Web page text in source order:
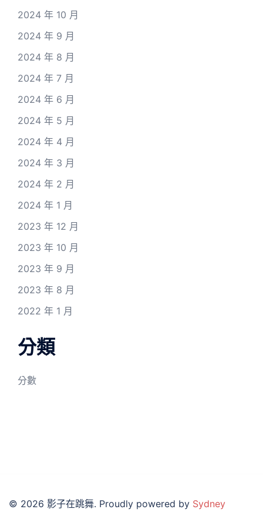
2024 年 10 月
2024 年 9 月
2024 年 8 月
2024 年 7 月
2024 年 6 月
2024 年 5 月
2024 年 4 月
2024 年 3 月
2024 年 2 月
2024 年 1 月
2023 年 12 月
2023 年 10 月
2023 年 9 月
2023 年 8 月
2022 年 1 月
分類
分數
© 2026 影子在跳舞. Proudly powered by Sydney